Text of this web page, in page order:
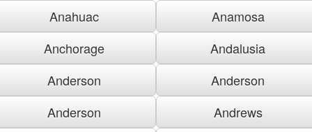
Anahuac
Anamosa
Anchorage
Andalusia
Anderson
Anderson
Anderson
Andrews